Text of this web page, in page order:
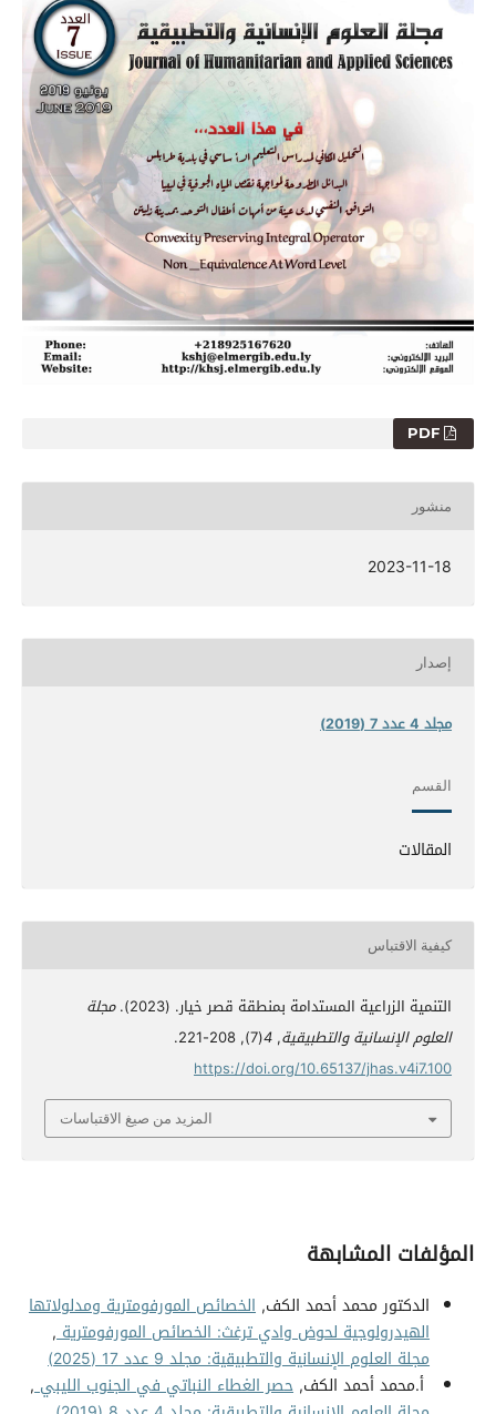
PDF
منشور
2023-11-18
إصدار
مجلد 4 عدد 7 (2019)
القسم
المقالات
كيفية الاقتباس
التنمية الزراعية المستدامة بمنطقة قصر خيار. (2023).
مجلة
العلوم الإنسانية والتطبيقية,
4
(7), 208-221.
https://doi.org/10.65137/jhas.v4i7.100
المزيد من صيغ الاقتباسات
المؤلفات المشابهة
الدكتور محمد أحمد الكف, الخصائص المورفومترية ومدلولاتها
الهيدرولوجية لحوض وادي ترغث: الخصائص المورفومترية,
مجلة العلوم الإنسانية والتطبيقية: مجلد 9 عدد 17 (2025)
أ.محمد أحمد الكف, حصر الغطاء النباتي في الجنوب الليبي,